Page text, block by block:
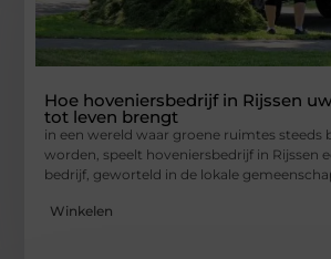
Hoe hoveniersbedrijf in Rijssen
tot leven brengt
in een wereld waar groene ruimtes steeds
worden, speelt hoveniersbedrijf in Rijssen
bedrijf, geworteld in de lokale
Winkelen